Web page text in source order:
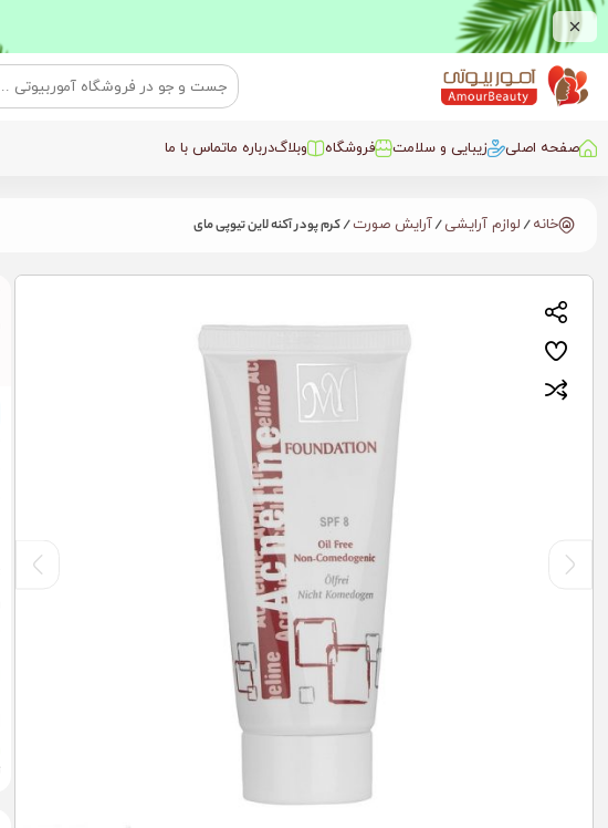
صفحه اصلی زیبایی و سلامت فروشگاه وبلاگدرباره ماتماس با ما
خانه/لوازم آرایشی/آرایش صورت/ کرم پودر آکنه لاین تیوپی مای